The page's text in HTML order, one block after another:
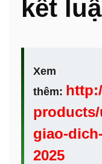
kết
Xem
thêm:
products/
giao-
2025